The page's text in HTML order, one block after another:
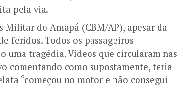
pela via.
Militar do Amapá (CBM/AP), apesar da
feridos. Todos os passageiros
uma tragédia. Vídeos que circularam nas
comentando como supostamente, teria
“começou no motor e não consegui